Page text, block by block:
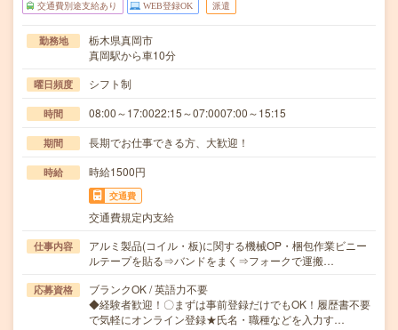
交通費別途支給あり WEB登録OK 派遣
勤務地
栃木県真岡市
真岡駅から車10分
曜日頻度 シフト制
時間 08:00～17:0022:15～07:0007:00～15:15
期間 長期でお仕事できる方、大歓迎！
時給 時給1500円
交通費
交通費規定内支給
仕事内容
アルミ製品(コイル・板)に関する機械OP・梱包作業ビニー
ルテープを貼る⇒バンドをまく⇒フォークで運搬…
応募資格
ブランクOK / 英語力不要
◆経験者歓迎！〇まずは事前登録だけでもOK！履歴書不要
で気軽にオンライン登録★氏名・職種などを入力す…